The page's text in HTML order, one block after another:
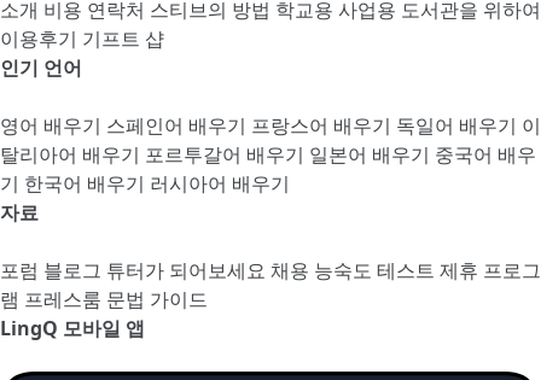
소개 비용 연락처 스티브의 방법 학교용 사업용 도서관을 위하여
이용후기 기프트 샵
인기 언어
영어 배우기 스페인어 배우기 프랑스어 배우기 독일어 배우기 이
탈리아어 배우기 포르투갈어 배우기 일본어 배우기 중국어 배우
기 한국어 배우기 러시아어 배우기
자료
포럼 블로그 튜터가 되어보세요 채용 능숙도 테스트 제휴 프로그
램 프레스룸 문법 가이드
LingQ 모바일 앱